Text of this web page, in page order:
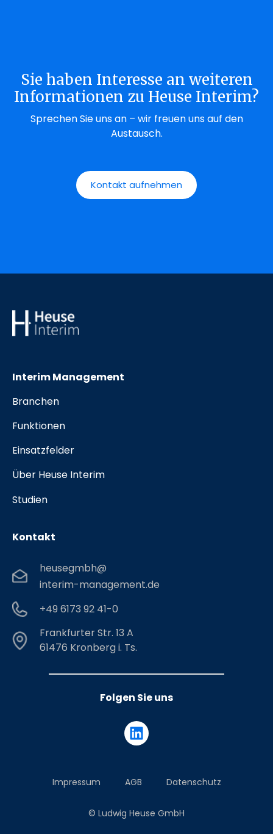
Sie haben Interesse an weiteren
Informationen zu Heuse Interim?
Sprechen Sie uns an – wir freuen uns auf den
Austausch.
Kontakt aufnehmen
Interim Management
Branchen
Funktionen
Einsatzfelder
Über Heuse Interim
Studien
Kontakt
heusegmbh@
interim-management.de
+49 6173 92 41-0
Frankfurter Str. 13 A
61476 Kronberg i. Ts.
Folgen Sie uns
Impressum AGB Datenschutz
© Ludwig Heuse GmbH